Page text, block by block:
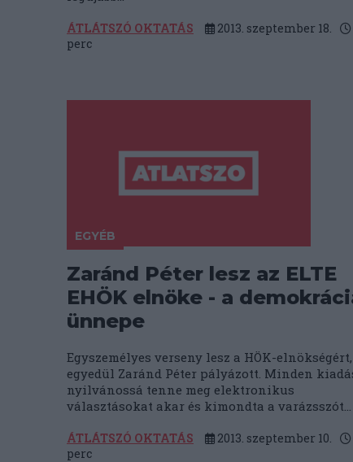
ÁTLÁTSZÓ OKTATÁS 2013. szeptember 18.
perc
EGYÉB
Zaránd Péter lesz az ELTE
EHÖK elnöke - a
ünnepe
Egyszemélyes verseny lesz a HÖK-elnökségért,
egyedül Zaránd Péter pályázott. Minden
nyilvánossá tenne meg elektronikus
választásokat akar és kimondta a varázsszót...
ÁTLÁTSZÓ OKTATÁS 2013. szeptember 10.
perc